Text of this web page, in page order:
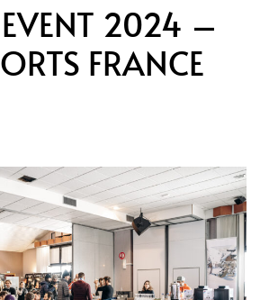
2024 –
FRANCE